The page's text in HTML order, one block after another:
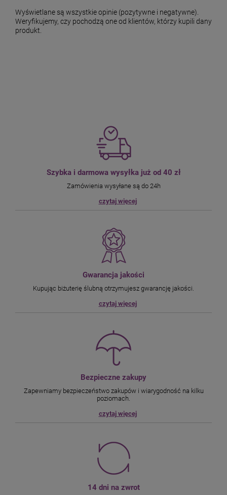
Wyświetlane są wszystkie opinie (pozytywne i negatywne).
Weryfikujemy, czy pochodzą one od klientów, którzy kupili dany
produkt.
Szybka i darmowa wysyłka już od 40 zł
Zamówienia wysyłane są do 24h
czytaj więcej
Gwarancja jakości
Kupując biżuterię ślubną otrzymujesz gwarancję jakości.
czytaj więcej
Bezpieczne zakupy
Zapewniamy bezpieczeństwo zakupów i wiarygodność na kilku
poziomach.
czytaj więcej
14 dni na zwrot